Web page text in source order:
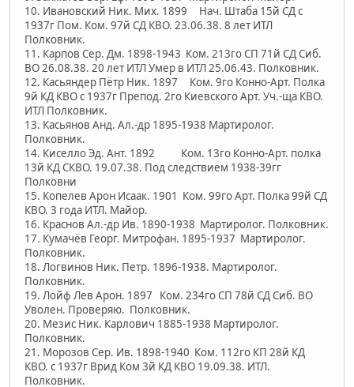
10. Ивановский Ник. Мих. 1899 Нач. Штаба 15й СД с
1937г Пом. Ком. 97й СД КВО. 23.06.38. 8 лет ИТЛ
Полковник.
11. Карпов Сер. Дм. 1898-1943 Ком. 213го СП 71й СД Сиб.
ВО 26.08.38. 20 лет ИТЛ Умер в ИТЛ 25.06.43. Полковник.
12. Касьяндер Пётр Ник. 1897 Ком. 9го Конно-Арт. Полка
9й КД КВО с 1937г Препод. 2го Киевского Арт. Уч.-ща КВО.
ИТЛ Полковник.
13. Касьянов Анд. Ал.-др 1895-1938 Мартиролог.
Полковник.
14. Киселло Эд. Ант. 1892 Ком. 13го Конно-Арт. полка
13й КД СКВО. 19.07.38. Под следствием 1938-39гг
Полковни
15. Копелев Арон Исаак. 1901 Ком. 99го Арт. Полка 99й СД
КВО. 3 года ИТЛ. Майор.
16. Краснов Ал.-др Ив. 1890-1938 Мартиролог. Полковник.
17. Кумачёв Георг. Митрофан. 1895-1937 Мартиролог.
Полковник.
18. Логвинов Ник. Петр. 1896-1938. Мартиролог.
Полковник.
19. Лойф Лев Арон. 1897 Ком. 234го СП 78й СД Сиб. ВО
Уволен. Проверяю. Полковник.
20. Мезис Ник. Карлович 1885-1938 Мартиролог.
Полковник.
21. Морозов Сер. Ив. 1898-1940 Ком. 112го КП 28й КД
КВО. с 1937г Врид Ком 3й КД КВО 19.09.38. ИТЛ.
Полковник.